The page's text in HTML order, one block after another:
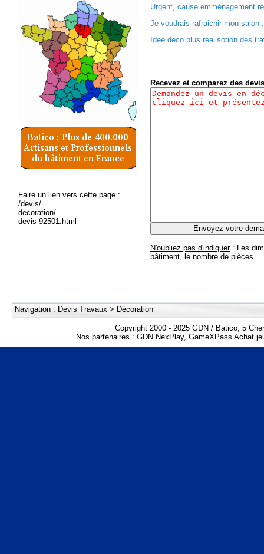
Faire un lien vers cette page :
/devis/
decoration/
devis-92501.html
Urgent, cause emménagement
Je voudrais rafraichir mon salon
Idee deco plus realisotion des
Recevez et comparez des
N'oubliez pas d'indiquer: Les
bâtiment, le nombre de pièces ...
Navigation : Devis Travaux > Décoration
Copyright 2000 - 2025 GDN / Batico, 5
Nos partenaires : GDN NexPlay, GameXPass Achat